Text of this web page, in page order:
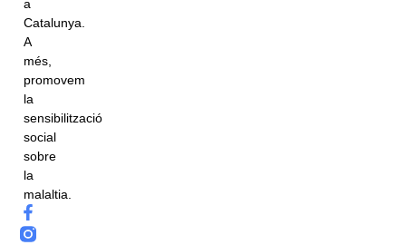
a
Catalunya.
A
més,
promovem
la
sensibilització
social
sobre
la
malaltia.